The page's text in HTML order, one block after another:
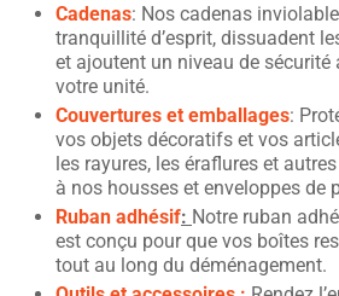
Cadenas: Nos cadenas
tranquillité d’esprit, dissuadent
et ajoutent un niveau de sécurité
votre unité.
Couvertures et emballages:
vos objets décoratifs et vos
les rayures, les éraflures et
à nos housses et enveloppes de
Ruban adhésif: Notre ruban
est conçu pour que vos boîtes
tout au long du déménagement.